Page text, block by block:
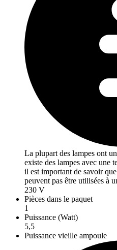
La plupart des lampes ont
existe des lampes avec une
il est important de savoir
peuvent pas être utilisées à
230 V
Pièces dans le paquet
1
Puissance (Watt)
5,5
Puissance vieille ampoule